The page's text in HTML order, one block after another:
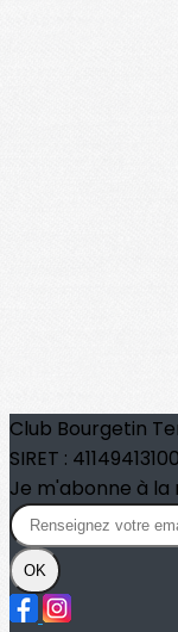
Club Bourgetin
SIRET :
Je m'abonne à
OK